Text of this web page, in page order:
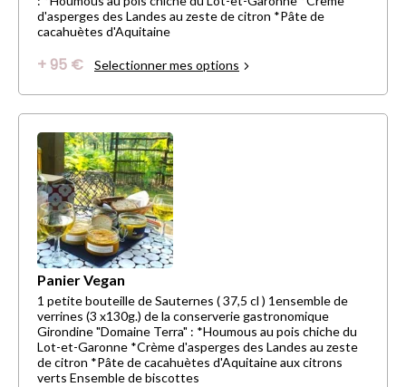
d'asperges des Landes au zeste de citron *Pâte de
cacahuètes d'Aquitaine
+ 95 € Selectionner mes options
Panier Vegan
1 petite bouteille de Sauternes ( 37,5 cl ) 1ensemble de
verrines (3 x130g.) de la conserverie gastronomique
Girondine "Domaine Terra" : *Houmous au pois chiche du
Lot-et-Garonne *Crème d'asperges des Landes au zeste
de citron *Pâte de cacahuètes d'Aquitaine aux citrons
verts Ensemble de biscottes